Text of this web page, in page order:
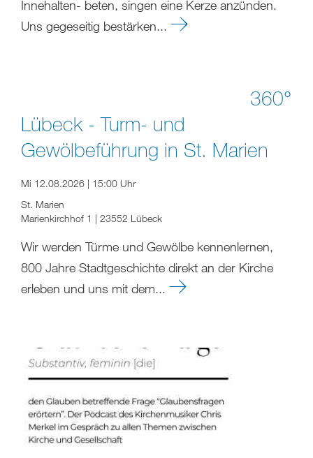
Innehalten- beten, singen eine Kerze anzünden.
Uns gegeseitig bestärken...
360°
Lübeck - Turm- und
Gewölbeführung in St. Marien
Mi 12.08.2026 | 15:00 Uhr
St. Marien
Marienkirchhof 1 | 23552 Lübeck
Wir werden Türme und Gewölbe kennenlernen,
800 Jahre Stadtgeschichte direkt an der Kirche
erleben und uns mit dem...